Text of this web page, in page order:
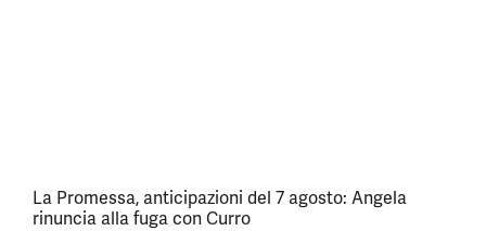
La Promessa, anticipazioni del 7 agosto: Angela
rinuncia alla fuga con Curro